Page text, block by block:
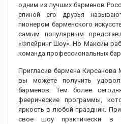
одним из лучших барменов
спиной его друзья
пионером барменского
самым популярным
«Флейринг Шоу». Но Максим
команда профессиональных
Пригласив бармена Кирсанова
вы можете получить
барменов. Тем более
феерические программы,
яркость в любой праздник.
свое шоу практически в